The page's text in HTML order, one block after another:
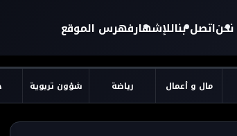
اتصل بناللإشهارفهرس الموقع
مال و أعمال رياضة شؤون تربوية